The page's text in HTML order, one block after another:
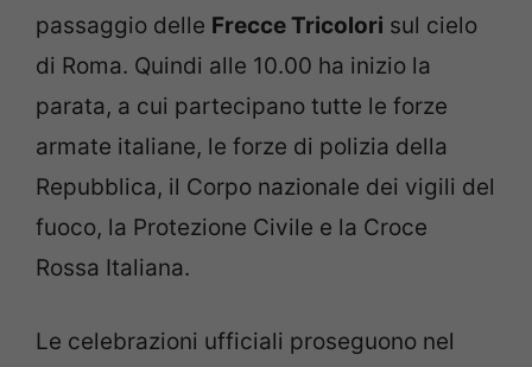
passaggio delle Frecce Tricolori sul cielo
di Roma. Quindi alle 10.00 ha inizio la
parata, a cui partecipano tutte le forze
armate italiane, le forze di polizia della
Repubblica, il Corpo nazionale dei vigili del
fuoco, la Protezione Civile e la Croce
Rossa Italiana.
Le celebrazioni ufficiali proseguono nel